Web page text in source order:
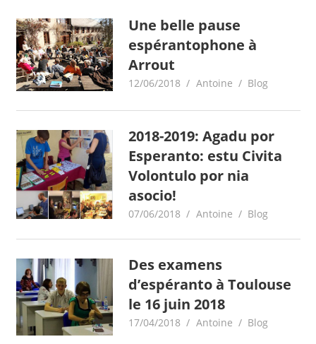
Une belle pause
espérantophone à
Arrout
12/06/2018 Antoine Blog
2018-2019: Agadu por
Esperanto: estu Civita
Volontulo por nia
asocio!
07/06/2018 Antoine Blog
Des examens
d’espéranto à Toulouse
le 16 juin 2018
17/04/2018 Antoine Blog